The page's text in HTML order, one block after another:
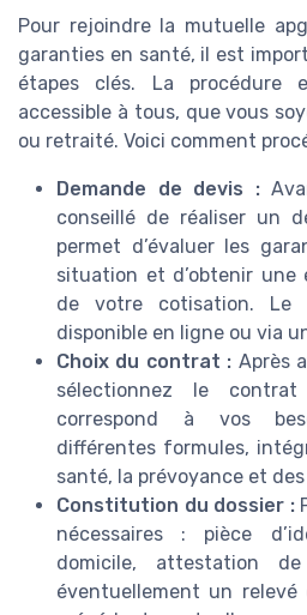
Pour rejoindre la mutuelle
garanties en santé, il est
étapes clés. La procédure
accessible à tous, que vous
ou retraité. Voici comment
Demande de devis :
conseillé de réaliser un
permet d’évaluer les
situation et d’obtenir
de votre cotisation. Le
disponible en ligne ou via
Choix du contrat : Après
sélectionnez le
correspond à vos
différentes formules,
santé, la prévoyance et
Constitution du dossier :
nécessaires : pièce
domicile, attestation
éventuellement un